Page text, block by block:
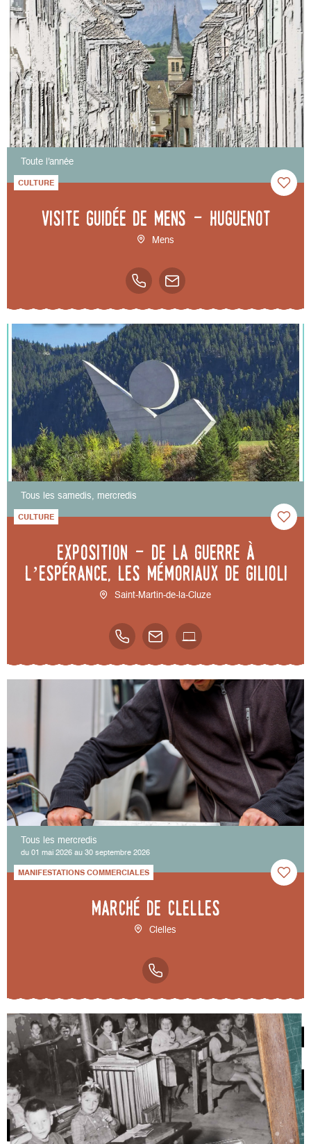
Toute l'année
CULTURE
Visite guidée de Mens - Huguenot
Mens
Tous les samedis, mercredis
CULTURE
Exposition - De la guerre à
l’espérance, les mémoriaux de Gilioli
Saint-Martin-de-la-Cluze
Tous les mercredis
du 01 mai 2026 au 30 septembre 2026
MANIFESTATIONS COMMERCIALES
Marché de Clelles
Clelles